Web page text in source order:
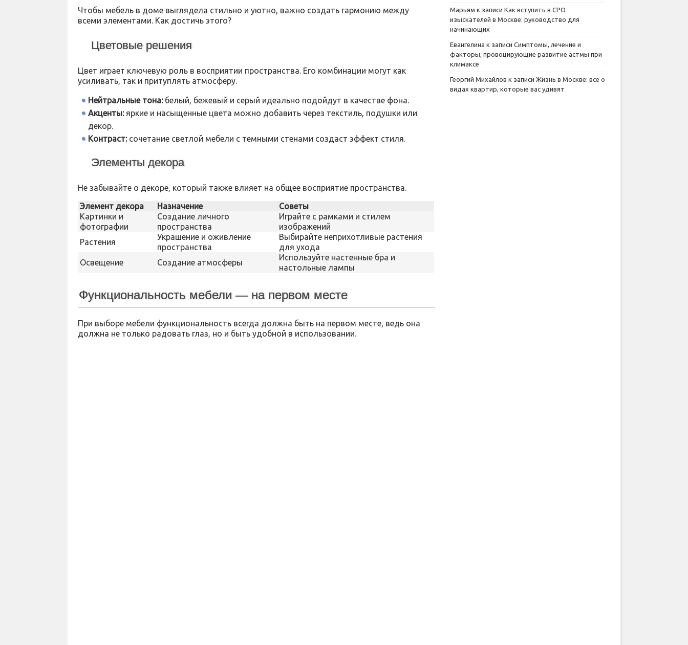
Чтобы мебель в доме выглядела стильно и уютно, важно создать гармонию между
всеми элементами. Как достичь этого?
Цветовые решения
Цвет играет ключевую роль в восприятии пространства. Его комбинации могут как
усиливать, так и притуплять атмосферу.
Нейтральные тона:белый, бежевый и серый идеально подойдут в качестве фона.
Акценты:яркие и насыщенные цвета можно добавить через текстиль, подушки или
декор.
Контраст:сочетание светлой мебели с темными стенами создаст эффект стиля.
Элементы декора
Не забывайте о декоре, который также влияет на общее восприятие пространства.
Элемент декора
Назначение
Советы
Картинки и
фотографии
Создание личного
пространства
Играйте с рамками и стилем
изображений
Растения
Украшение и оживление
пространства
Выбирайте неприхотливые растения
для ухода
Освещение
Создание атмосферы
Используйте настенные бра и
настольные лампы
Функциональность мебели — на первом месте
При выборе мебели функциональность всегда должна быть на первом месте, ведь она
должна не только радовать глаз, но и быть удобной в использовании.
Марьям к записи Как вступить в СРО
изыскателей в Москве: руководство для
начинающих
Евангелина к записи Симптомы, лечение и
факторы, провоцирующие развитие астмы при
климаксе
Георгий Михайлов к записи Жизнь в Москве: все о
видах квартир, которые вас удивят